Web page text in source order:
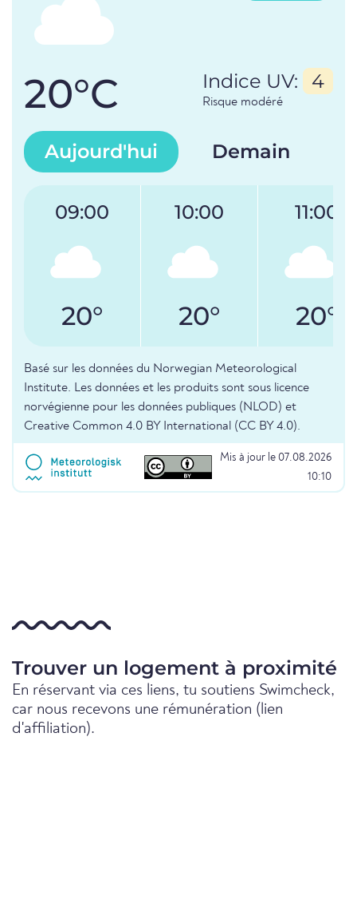
20°C Indice UV: 4
Risque modéré
Aujourd'hui Demain
09:00
20°
10:00
20°
11:00
20°
Basé sur les données du Norwegian Meteorological
Institute. Les données et les produits sont sous licence
norvégienne pour les données publiques (NLOD) et
Creative Common 4.0 BY International (CC BY 4.0).
Mis à jour le 07.08.2026
10:10
Trouver un logement à proximité
En réservant via ces liens, tu soutiens Swimcheck,
car nous recevons une rémunération (lien
d'affiliation).